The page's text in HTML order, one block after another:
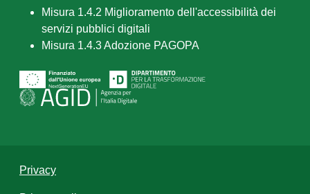
Misura 1.4.2 Miglioramento dell'accessibilità dei
servizi pubblici digitali
Misura 1.4.3 Adozione PAGOPA
Privacy